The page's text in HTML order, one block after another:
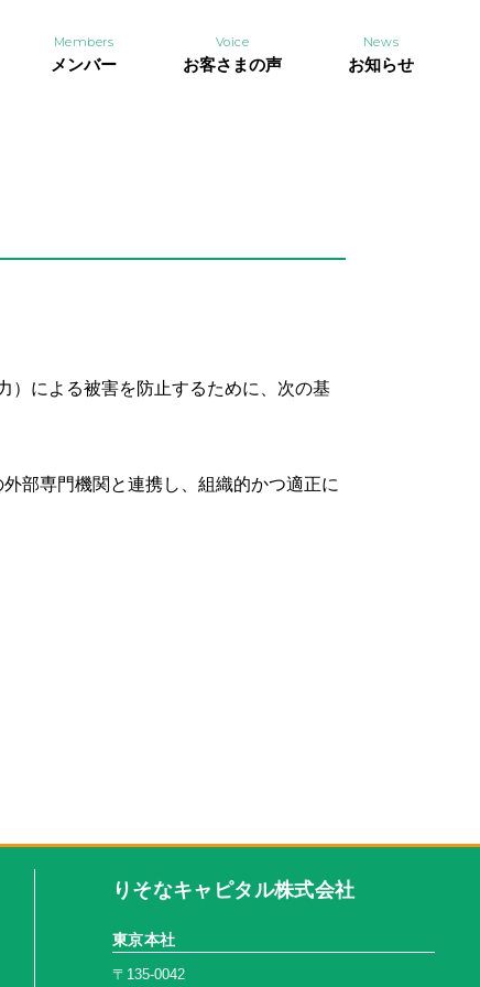
Members
メンバー
Voice
お客さまの声
News
お知らせ
）による被害を防止するために、次の基
部専門機関と連携し、組織的かつ適正に
りそなキャピタル株式会社
東京本社
〒135-0042